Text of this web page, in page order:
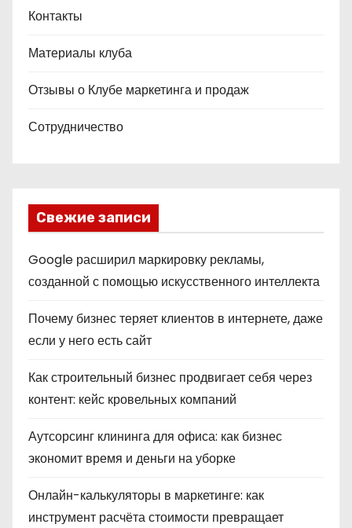
Контакты
Материалы клуба
Отзывы о Клубе маркетинга и продаж
Сотрудничество
Свежие записи
Google расширил маркировку рекламы,
созданной с помощью искусственного интеллекта
Почему бизнес теряет клиентов в интернете, даже
если у него есть сайт
Как строительный бизнес продвигает себя через
контент: кейс кровельных компаний
Аутсорсинг клининга для офиса: как бизнес
экономит время и деньги на уборке
Онлайн-калькуляторы в маркетинге: как
инструмент расчёта стоимости превращает